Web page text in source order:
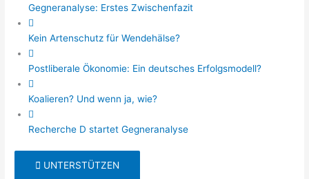
Gegneranalyse: Erstes Zwischenfazit
Kein Artenschutz für Wendehälse?
Postliberale Ökonomie: Ein deutsches Erfolgsmodell?
Koalieren? Und wenn ja, wie?
Recherche D startet Gegneranalyse
UNTERSTÜTZEN